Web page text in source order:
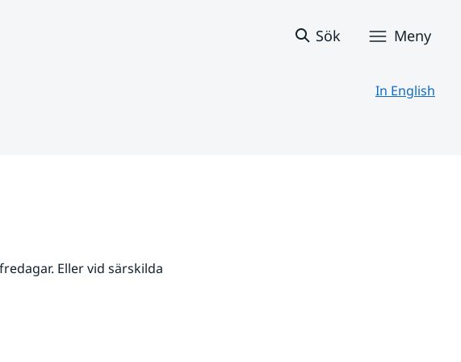
Sök Meny
In English
Eller vid särskilda